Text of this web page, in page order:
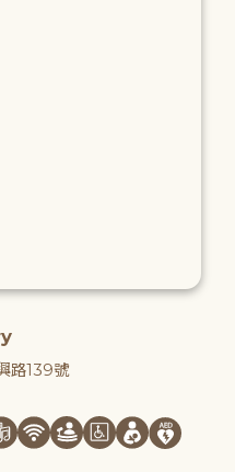
路139號